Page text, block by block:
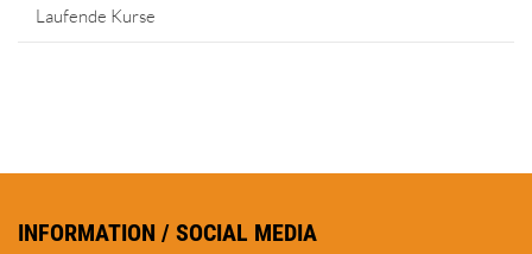
Laufende Kurse
INFORMATION / SOCIAL MEDIA